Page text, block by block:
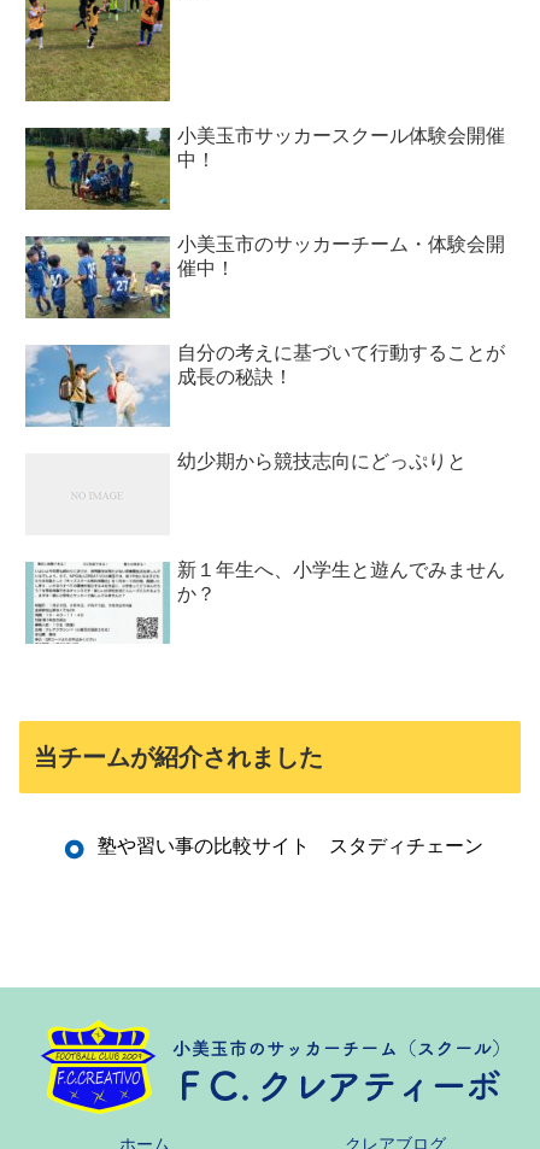
小美玉市サッカースクール体験会開催
中！
小美玉市のサッカーチーム・体験会開
催中！
自分の考えに基づいて行動することが
成長の秘訣！
幼少期から競技志向にどっぷりと
新１年生へ、小学生と遊んでみません
か？
当チームが紹介されました
塾や習い事の比較サイト スタディチェーン
ホーム クレアブログ